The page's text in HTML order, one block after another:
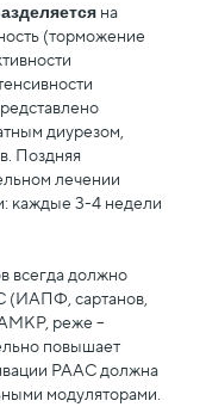
на
(торможение
диурезом,
Поздняя
лечении
каждые 3-4 недели
всегда должно
(ИАПФ, сартанов,
реже –
повышает
РААС должна
модуляторами.